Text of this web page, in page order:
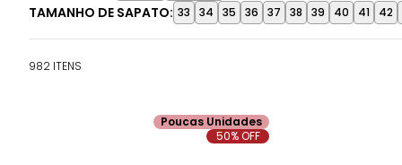
TAMANHO DE SAPATO: 33 34 35 36 37 38 39 40 41 42
982 ITENS
Poucas Unidades
50% OFF